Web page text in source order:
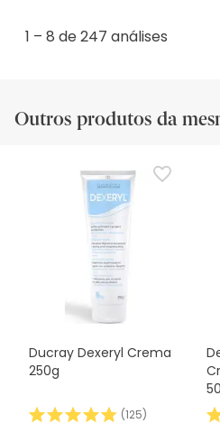
1 – 8 de 247 análises
Outros produtos da
Ducray Dexeryl Crema
250g
(125)